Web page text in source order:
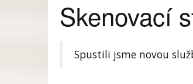
Skenovací
Spustili jsme novou